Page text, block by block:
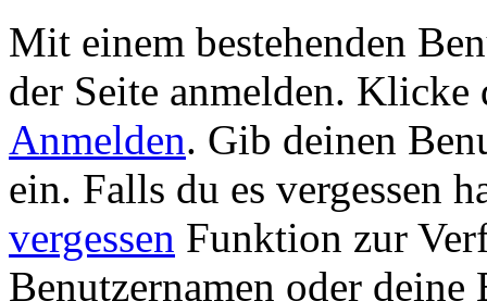
Mit einem bestehenden
der Seite anmelden.
Anmelden. Gib deinen
ein. Falls du es vergessen
vergessen Funktion zur
Benutzernamen oder